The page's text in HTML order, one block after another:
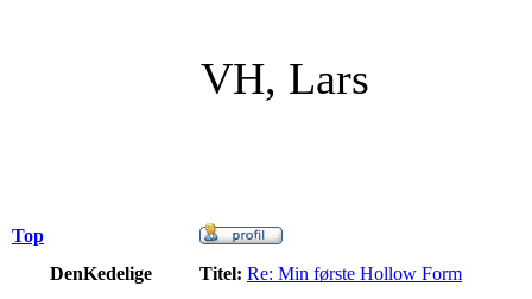
VH, Lars
Top
DenKedelige
Titel: Re: Min første Hollow Form